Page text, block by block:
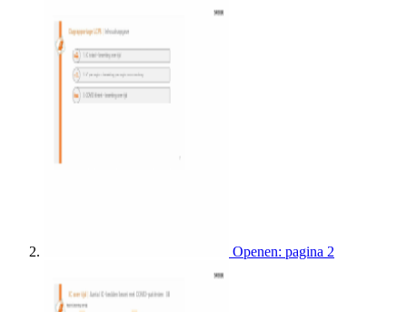
Openen: pagina 2